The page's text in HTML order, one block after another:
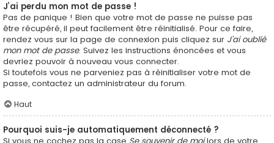
J’ai perdu mon mot de passe !
Pas de panique ! Bien que votre mot de passe ne puisse pas
être récupéré, il peut facilement être réinitialisé. Pour ce faire,
rendez vous sur la page de connexion puis cliquez sur J’ai oublié
mon mot de passe. Suivez les instructions énoncées et vous
devriez pouvoir à nouveau vous connecter.
Si toutefois vous ne parveniez pas à réinitialiser votre mot de
passe, contactez un administrateur du forum.
Haut
Pourquoi suis-je automatiquement déconnecté ?